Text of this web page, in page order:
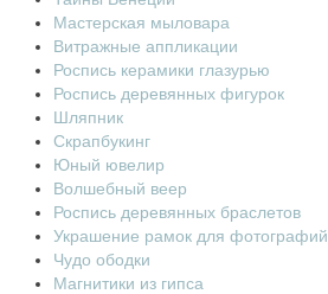
Мастерская мыловара
Витражные аппликации
Роспись керамики глазурью
Роспись деревянных фигурок
Шляпник
Скрапбукинг
Юный ювелир
Волшебный веер
Роспись деревянных браслетов
Украшение рамок для фотографий
Чудо ободки
Магнитики из гипса